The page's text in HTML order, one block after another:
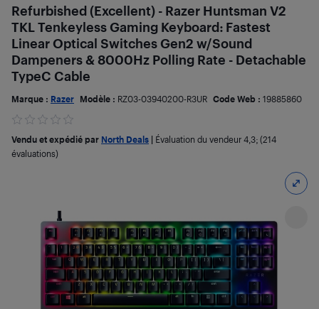
Refurbished (Excellent) - Razer Huntsman V2
TKL Tenkeyless Gaming Keyboard: Fastest
Linear Optical Switches Gen2 w/Sound
Dampeners & 8000Hz Polling Rate - Detachable
TypeC Cable
Marque : Razer Modèle : RZ03-03940200-R3UR Code Web : 19885860
Vendu et expédié par North Deals Évaluation du vendeur 4,3; (214
évaluations)